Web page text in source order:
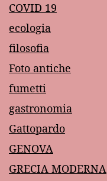
COVID 19
ecologia
filosofia
Foto antiche
fumetti
gastronomia
Gattopardo
GENOVA
GRECIA MODERNA